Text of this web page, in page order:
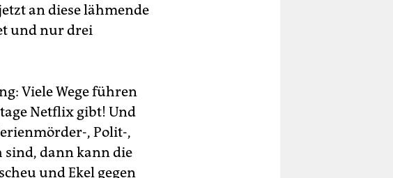
an diese lähmende
und nur drei
Viele Wege führen
Netflix gibt! Und
, Polit-,
dann kann die
und Ekel gegen